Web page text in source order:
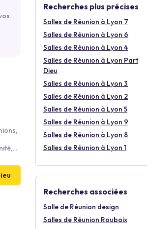
Recherches plus précises
Salles de Réunion à Lyon 7
Salles de Réunion à Lyon 6
Salles de Réunion à Lyon 4
Salles de Réunion à Lyon Part
Dieu
Salles de Réunion à Lyon 3
Salles de Réunion à Lyon 2
Salles de Réunion à Lyon 5
Salles de Réunion à Lyon 9
Salles de Réunion à Lyon 8
Salles de Réunion à Lyon 1
Recherches associées
Salle de Réunion design
Salles de Réunion Roubaix